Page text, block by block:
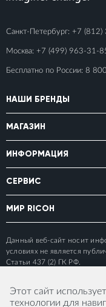
Санкт-Петербург: +7 (812)
Москва: +7 (499) 963-31-
Бесплатно по России: 8
НАШИ БРЕНДЫ
МАГАЗИН
ИНФОРМАЦИЯ
СЕРВИС
МИР RICOH
Данный веб-сайт носит
условиях не является
Статьи 437 (2) ГК РФ.
Этот сайт
технологии для